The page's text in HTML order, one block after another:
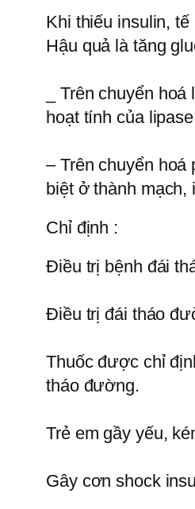
Khi thiếu insulin,
Hậu quả là tăng
_ Trên chuyển
hoạt tính của
– Trên chuyển hoá
biệt ở thành mạch,
Chỉ định :
Ðiều trị bệnh đái
Điều trị đái tháo
Thuốc được chỉ
tháo đường.
Trẻ em gầy yếu,
Gây cơn shock